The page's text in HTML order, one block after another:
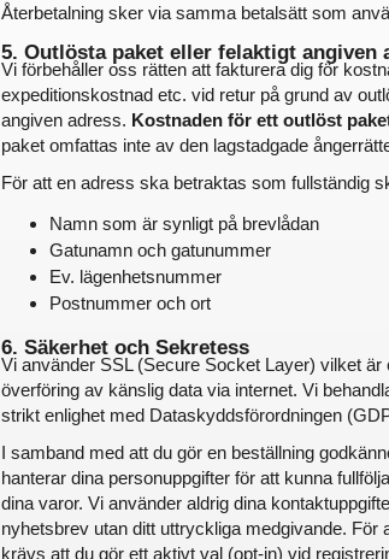
Återbetalning sker via samma betalsätt som
5. Outlösta paket eller felaktigt angiven
Vi förbehåller oss rätten att fakturera dig för
expeditionskostnad etc. vid retur på grund av
angiven adress. Kostnaden för ett outlöst
paket omfattas inte av den lagstadgade
För att en adress ska betraktas som fullständig
Namn som är synligt på brevlådan
Gatunamn och gatunummer
Ev. lägenhetsnummer
Postnummer och ort
6. Säkerhet och Sekretess
Vi använder SSL (Secure Socket Layer) vilket är
överföring av känslig data via internet. Vi
strikt enlighet med Dataskyddsförordningen
I samband med att du gör en beställning
hanterar dina personuppgifter för att kunna
dina varor. Vi använder aldrig dina
nyhetsbrev utan ditt uttryckliga medgivande. För
krävs att du gör ett aktivt val (opt-in) vid